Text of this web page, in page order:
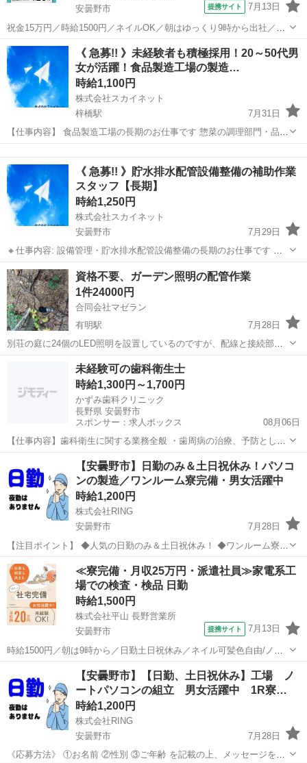
安曇野市
提携サイト 7月13日
祝金15万円／時給1500円／ネイルOK／朝はゆっくり9時から出社／ノ
ートパソコンの製造のお仕事です 電子機器・精密機器を製造する工場
でノートパソコンを作るお仕事です 電子機器・精密機器を製造する工
場で、 ノートパソコンを...
長野 安曇野市 その他
《 急募!! 》未経験者も積極採用！20～50代男
女が活躍！食品製造工場の製造…
時給1,100円
株式会社スカイネット
梓橋駅
7月31日
【仕事内容】 食品製造工場の長期のお仕事です 惣菜の調理部門・品質
管理部門・仕分け部門・設備のメンテナンス部門の業務に携わってい
ただきます 【給与】 時給1100円（深夜割増1375円）＋交通費（月額
15000円...
《 急募!! 》貯水排水配管設備整備の補助作業
スタッフ【長期】
時給1,250円
株式会社スカイネット
安曇野市
7月29日
🔸仕事内容: 設備管理・貯水排水配管設備整備の長期のお仕事です 施
設の貯水槽や配管などの定期点検整備の補助作業がメインです また、
配管などの点検設備や依頼があれば、家庭の設備点検整備などにも携
わっていただきます ...
長野 安曇野市 その他 スタッフ
資格不要、ガーデン照明の配管作業
1件24000円
合同会社マゼラン
有明駅
7月28日
別荘の庭に24個のLED照明を設置しているのですが、配線と接続部が
地表にむき出しになっているため、照明の配線を樹脂製の管に通し
て、コネクターの部分はプラスチックの接続ボックスにいれて接続
し、PF管はできるかぎり地中10cm程...
安曇野市 有明駅 その他
未経験可の歯科衛生士
時給1,300円～1,700円
かずみ歯科クリニック
長野県 安曇野市
スポンサー：求人ボックス
08月06日
【仕事内容】歯科衛生に関する業務全般 ・歯周病の治療、予防として
のスケーリング ・SRP、OHI ・治療のアシスタント 雇用期間の定め
なし 【経験・資格】<応募要件> 歯科衛生士 経験・年齢不問 専修学校
卒以上 【給与】時給 1,...
アルバイト・パート
【安曇野市】日勤のみ＆土日祝休み！パソコ
ンの製造／ワンルーム寮完備・男女活躍中
時給1,200円
株式会社RING
安曇野市
7月28日
【注目ポイント】 ◆人気の日勤のみ＆土日祝休み！ ◆ワンルーム寮完
備 ◆幅広い年齢層の男女が活躍中 【仕事内容】 パソコンの製造 ・ノ
ートパソコンの組立て作業 ・小型電気製品の組立て作業 上記どち...
長野 安曇野市 工場 ワンルーム
≪寮完備・月収25万円・派遣社員≫家電系工
場での検査・検品 日勤
時給1,500円
株式会社平山 長野営業所
安曇野市
提携サイト 7月13日
時給1500円／朝は9時から／日勤土日祝休み／ネイル可髪色自由/ノー
トパソコンの製造 電子機器・精密機器を製造する工場で、 ノートパソ
コンを作るお仕事です♪ 電子機器・精密機器を製造する工場で、 ノー
トパソコンを作るお仕事...
安曇野市 その他
【安曇野市】【日勤、土日祝休み】工場 ノ
ートパソコンの組立 男女活躍中 1R寮…
時給1,200円
株式会社RING
安曇野市
7月28日
《応募方法》 ①お名前 ②性別 ③ご年齢 を記載の上、メッセージをお